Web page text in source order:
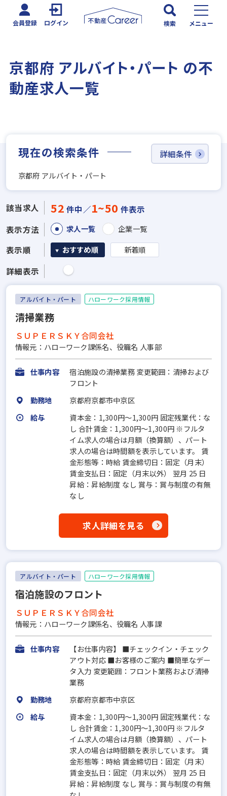
会員登録 ログイン 検索 メニュー
京都府 アルバイト・パート の不
動産求人一覧
現在の検索条件
京都府 アルバイト・パート
詳細条件
該当求人 52 件中／1~50 件表示
表示方法
求人一覧 企業一覧
表示順 おすすめ順 新着順
詳細表示
アルバイト・パート ハローワーク採用情報
清掃業務
ＳＵＰＥＲＳＫＹ合同会社
情報元：ハローワーク課係名、役職名 人事部
仕事内容
宿泊施設の清掃業務 変更範囲：清掃および
フロント
勤務地
京都府京都市中京区
給与
資本金：1,300円〜1,300円 固定残業代：な
し 合計賃金：1,300円～1,300円 ※フルタ
イム求人の場合は月額（換算額）、パート
求人の場合は時間額を表示しています。 賃
金形態等：時給 賃金締切日：固定（月末）
賃金支払日：固定（月末以外） 翌月 25 日
昇給：昇給制度 なし 賞与：賞与制度の有無
なし
求人詳細を見る
アルバイト・パート ハローワーク採用情報
宿泊施設のフロント
ＳＵＰＥＲＳＫＹ合同会社
情報元：ハローワーク課係名、役職名 人事課
仕事内容
【お仕事内容】 ■チェックイン・チェック
アウト対応 ■お客様のご案内 ■簡単なデー
タ入力 変更範囲：フロント業務および清掃
業務
勤務地
京都府京都市中京区
給与
資本金：1,300円〜1,300円 固定残業代：な
し 合計賃金：1,300円～1,300円 ※フルタ
イム求人の場合は月額（換算額）、パート
求人の場合は時間額を表示しています。 賃
金形態等：時給 賃金締切日：固定（月末）
賃金支払日：固定（月末以外） 翌月 25 日
昇給：昇給制度 なし 賞与：賞与制度の有無